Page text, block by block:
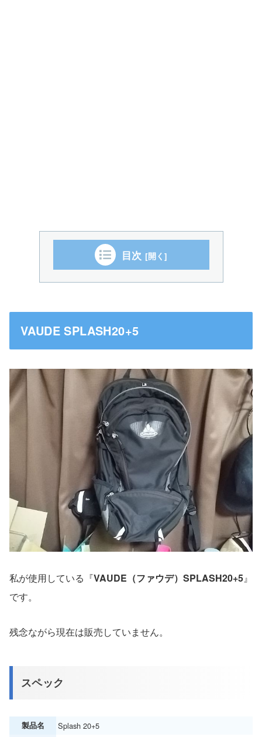
目次
VAUDE SPLASH20+5
私が使用している『VAUDE（ファウデ）SPLASH20+5』
です。
残念ながら現在は販売していません。
スペック
製品名 Splash 20+5